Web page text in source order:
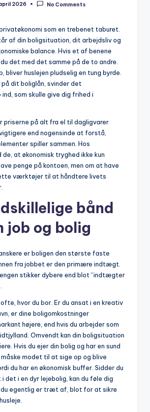
2026 No Comments
som en trebenet taburet.
af din boligsituation, dit arbejdsliv og
balance. Hvis et af benene
det med det samme på de to andre.
bliver huslejen pludselig en tung byrde.
dit boliglån, svinder det
som skulle give dig frihed i
priserne på alt fra el til dagligvarer
end nogensinde at forstå,
spiller sammen. Hos
at økonomisk tryghed ikke kun
penge på kontoen, men om at have
værktøjer til at håndtere livets
bånd
job og bolig
er boligen den største faste
fra jobbet er den primære indtægt.
stikker dybere end blot “indtægter
hvor du bor. Er du ansat i en kreativ
er dine boligomkostninger
højere, end hvis du arbejder som
Omvendt kan din boligsituation
Hvis du ejer din bolig og har en sund
modet til at sige op og blive
du har en økonomisk buffer. Sidder du
det i en dyr lejebolig, kan du føle dig
du egentlig er træt af, blot for at sikre